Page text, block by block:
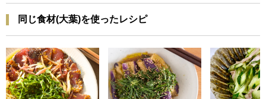
同じ食材(大葉)を使ったレシピ